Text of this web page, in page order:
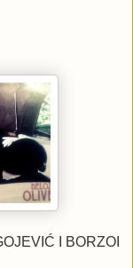
I BORZOI